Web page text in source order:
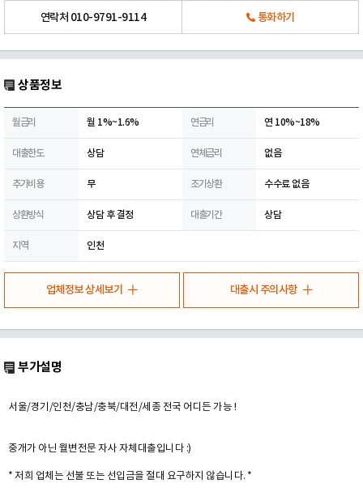
연락처 010-9791-9114 통화하기
상품정보
월금리 월 1%~1.6% 연금리 연 10%~18%
대출한도 상담 연체금리 없음
추가비용 무 조기상환 수수료 없음
상환방식 상담 후 결정 대출기간 상담
지역 인천
업체정보 상세보기 대출시 주의사항
부가설명
서울/경기/인천/충남/충북/대전/세종 전국 어디든 가능 !
중개가 아닌 월변전문 자사 자체대출입니다 :)
* 저희 업체는 선불 또는 선입금을 절대 요구하지 않습니다. *